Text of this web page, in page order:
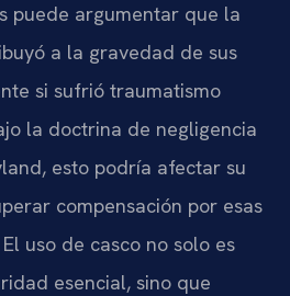
puede argumentar que la
a la gravedad de sus
si sufrió traumatismo
la doctrina de negligencia
esto podría afectar su
compensación por esas
uso de casco no solo es
esencial, sino que